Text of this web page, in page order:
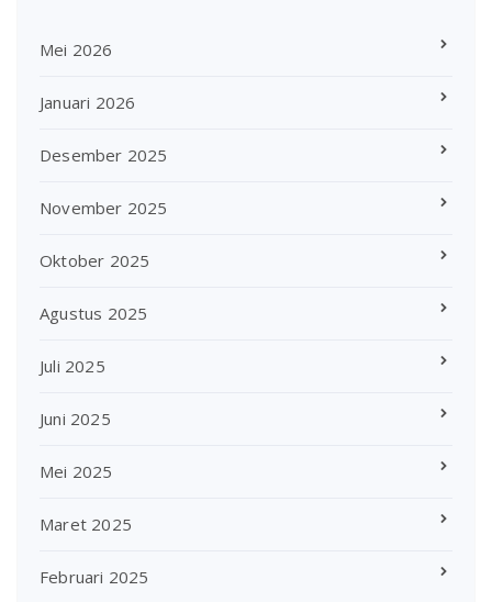
Mei 2026
Januari 2026
Desember 2025
November 2025
Oktober 2025
Agustus 2025
Juli 2025
Juni 2025
Mei 2025
Maret 2025
Februari 2025